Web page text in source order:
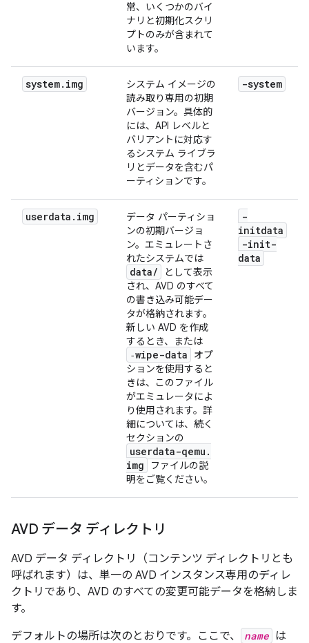
常、いくつかのバイ
ナリと初期化スクリ
プトのみが含まれて
います。
system. img
システム イメージの
読み取り専用の初期
バージョン。具体的
には、API レベルと
バリアントに対応す
るシステム ライブラ
リとデータを含むパ
ーティションです。
-system
userdata . img
データ パーティショ
ンの初期バージョ
ン。エミュレートさ
れたシステムでは
data/
として表示
され、AVD のすべて
の書き込み可能デー
タが格納されます。
新しい AVD を作成
するとき、または
‑wipe-data
オプ
ションを使用すると
きは、このファイル
がエミュレータによ
り使用されます。詳
細については、続く
セクションの
userdata-qemu .
img
ファイルの説
明をご覧ください。
-
initdata
-init-
data
AVD データ ディレクトリ
AVD データ ディレクトリ（コンテンツ ディレクトリとも
呼ばれます）は、単一の AVD インスタンス専用のディレ
クトリであり、AVD のすべての変更可能データを格納しま
す。
デフォルトの場所は次のとおりです。ここで、
name は